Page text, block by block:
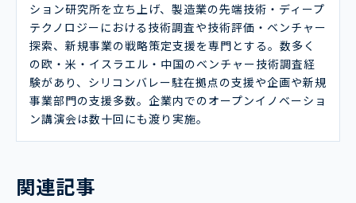
ション研究所を立ち上げ、製造業の先端技術・ディープ
テクノロジーにおける技術調査や技術評価・ベンチャー
探索、新規事業の戦略策定支援を専門とする。数多く
の欧・米・イスラエル・中国のベンチャー技術調査経
験があり、シリコンバレー駐在拠点の支援や企画や新規
事業部門の支援多数。企業内でのオープンイノベーショ
ン講演会は数十回にも渡り実施。
関連記事